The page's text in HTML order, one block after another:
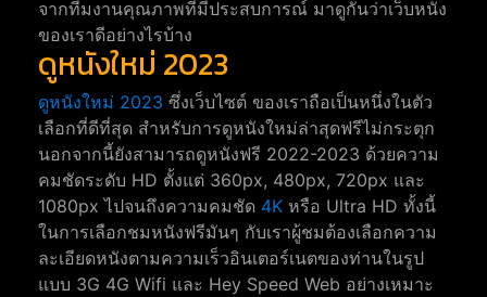
จากทีมงานคุณภาพที่มีประสบการณ์ มาดูกันว่าเว็บหนัง
ของเราดีอย่างไรบ้าง
ดูหนังใหม่ 2023
ดูหนังใหม่ 2023 ซึ่งเว็บไซต์ ของเราถือเป็นหนึ่งในตัว
เลือกที่ดีที่สุด สำหรับการดูหนังใหม่ล่าสุดฟรีไม่กระตุก
นอกจากนี้ยังสามารถดูหนังฟรี 2022-2023 ด้วยความ
คมชัดระดับ HD ตั้งแต่ 360px, 480px, 720px และ
1080px ไปจนถึงความคมชัด 4K หรือ Ultra HD ทั้งนี้
ในการเลือกชมหนังฟรีมันๆ กับเราผู้ชมต้องเลือกความ
ละเอียดหนังตามความเร็วอินเตอร์เนตของท่านในรูป
แบบ 3G 4G Wifi และ Hey Speed Web อย่างเหมาะ